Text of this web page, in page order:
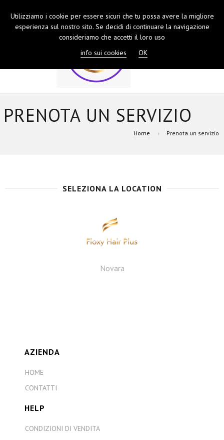
PRENOTA UN SERVIZIO
Home Prenota un servizio
SELEZIONA LA LOCATION
Novara
AZIENDA
HOME
CONTATTI
HELP
CONDIZIONI DI VENDITA
Utilizziamo i cookie per essere sicuri che tu possa avere la migliore
esperienza sul nostro sito. Se decidi di continuare la navigazione
consideriamo che accetti il loro uso
info sui cookies
OK